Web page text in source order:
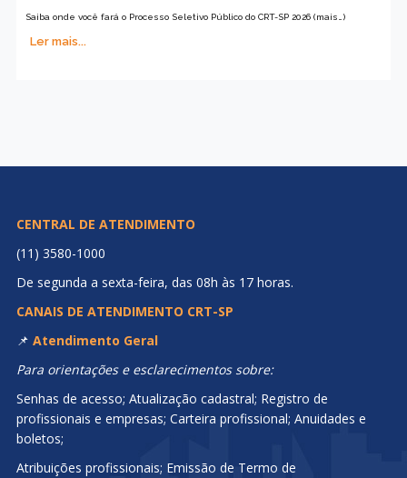
Saiba onde você fará o Processo Seletivo Público do CRT-SP 2026 (mais…)
Ler mais...
CENTRAL DE ATENDIMENTO
(11) 3580-1000
De segunda a sexta-feira, das 08h às 17 horas.
CANAIS DE ATENDIMENTO CRT-SP
📌 Atendimento Geral
Para orientações e esclarecimentos sobre:
Senhas de acesso; Atualização cadastral; Registro de
profissionais e empresas; Carteira profissional; Anuidades e
boletos;
Atribuições profissionais; Emissão de Termo de